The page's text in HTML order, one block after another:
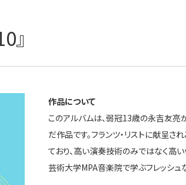
』
作品について
このアルバムは、弱冠13歳の永吉友
だ作品です。フランツ・リストに献呈
ており、高い演奏技術のみではなく高
芸術大学MPA音楽院で学ぶフレッシュ